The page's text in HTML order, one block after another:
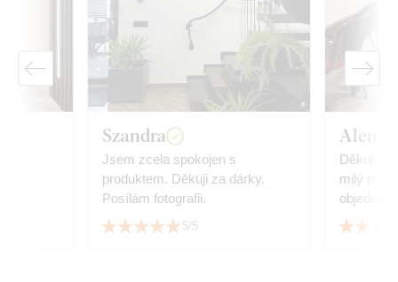
Szandra
Jsem zcela spokojen s
produktem. Děkuji za dárky.
Posílám fotografii.
5/5
Alena
Děkuju
milý
objednávky. Mandala